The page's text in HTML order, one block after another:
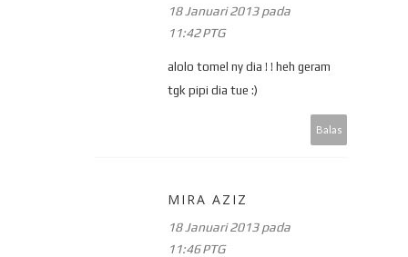
18 Januari 2013 pada
11:42 PTG
alolo tomel ny dia ! ! heh geram
tgk pipi dia tue :)
Balas
MIRA AZIZ
18 Januari 2013 pada
11:46 PTG